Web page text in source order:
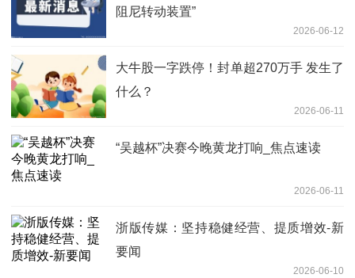
阻尼转动装置”
2026-06-12
大牛股一字跌停！封单超270万手 发生了
什么？
2026-06-11
“吴越杯”决赛今晚黄龙打响_焦点速读
2026-06-11
浙版传媒：坚持稳健经营、提质增效-新
要闻
2026-06-10